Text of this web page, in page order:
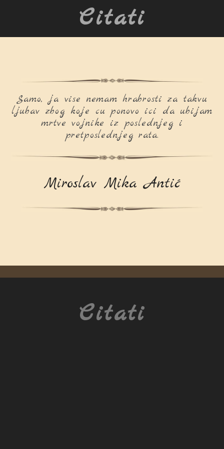
Citati
Samo, ja vise nemam hrabrosti za takvu
ljubav zbog koje cu ponovo ici da ubijam
mrtve vojnike iz poslednjeg i
pretposlednjeg rata.
Miroslav Mika Antić
Citati